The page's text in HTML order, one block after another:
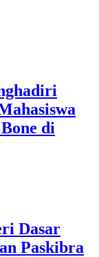
di
Dasar
Paskibra